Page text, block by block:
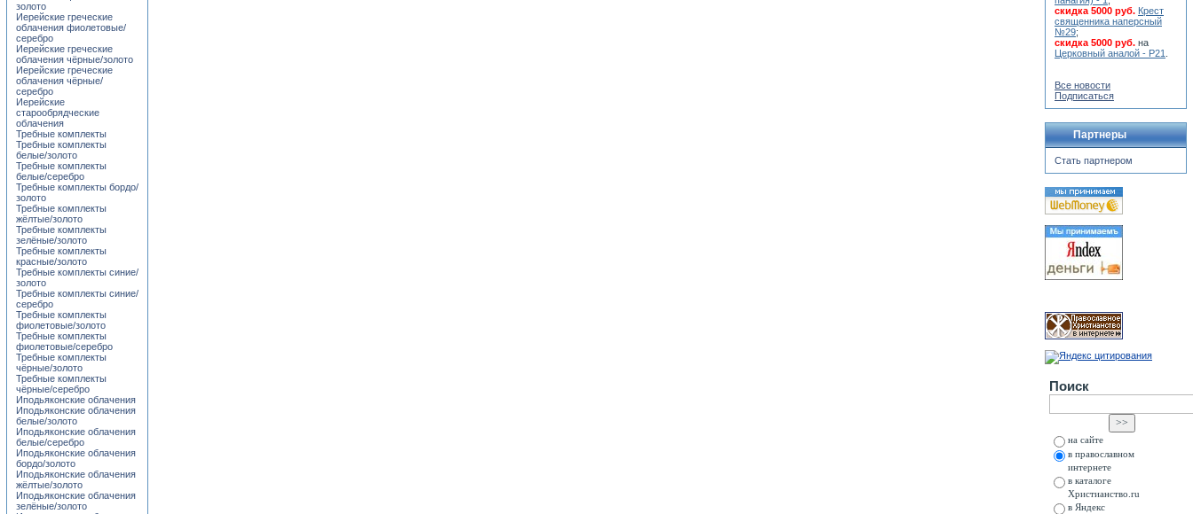
золото
Иерейские греческие
облачения фиолетовые/
серебро
Иерейские греческие
облачения чёрные/золото
Иерейские греческие
облачения чёрные/
серебро
Иерейские
старообрядческие
облачения
Требные комплекты
Требные комплекты
белые/золото
Требные комплекты
белые/серебро
Требные комплекты бордо/
золото
Требные комплекты
жёлтые/золото
Требные комплекты
зелёные/золото
Требные комплекты
красные/золото
Требные комплекты синие/
золото
Требные комплекты синие/
серебро
Требные комплекты
фиолетовые/золото
Требные комплекты
фиолетовые/серебро
Требные комплекты
чёрные/золото
Требные комплекты
чёрные/серебро
Иподьяконские облачения
Иподьяконские облачения
белые/золото
Иподьяконские облачения
белые/серебро
Иподьяконские облачения
бордо/золото
Иподьяконские облачения
жёлтые/золото
Иподьяконские облачения
зелёные/золото
скидка 5000 руб. Крест
священника наперсный
№29;
скидка 5000 руб. на
Церковный аналой - Р21
Все новости
Подписаться
Партнеры
Стать партнером
Поиск
на сайте
в православном
интернете
в каталоге
Христианство.ru
в Яндекс